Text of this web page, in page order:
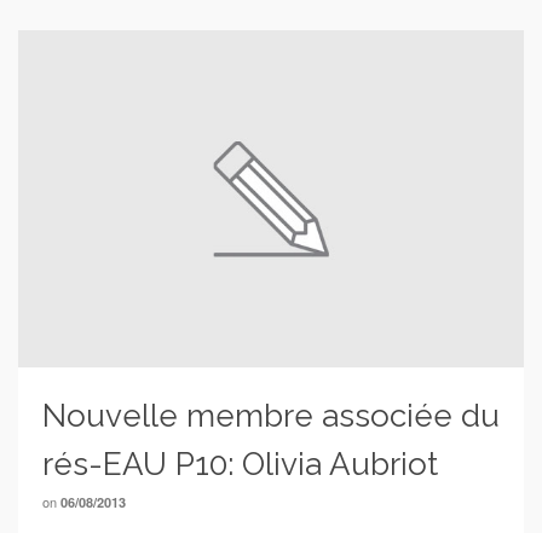
Nouvelle membre associée du
rés-EAU P10: Olivia Aubriot
on 06/08/2013